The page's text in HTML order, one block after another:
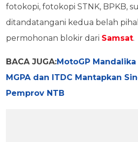
fotokopi, fotokopi STNK, BPKB,
ditandatangani kedua belah
permohonan blokir dari Samsat.
BACA JUGA:MotoGP
MGPA dan ITDC Mantapkan
Pemprov NTB